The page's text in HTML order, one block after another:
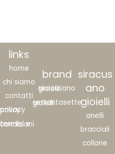
links
home
chi siamo
contatti
privacy policy
termini e condizioni
brand
siracusano gioielli
settantasette gioielli
siracus
ano
gioielli
anelli
bracciali
collane